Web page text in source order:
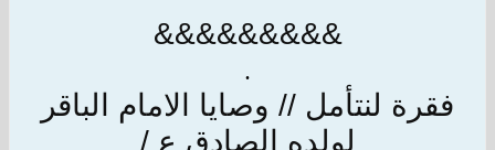
&&&&&&&&&
.
فقرة لنتأمل // وصايا الامام الباقر
لولده الصادق ع /